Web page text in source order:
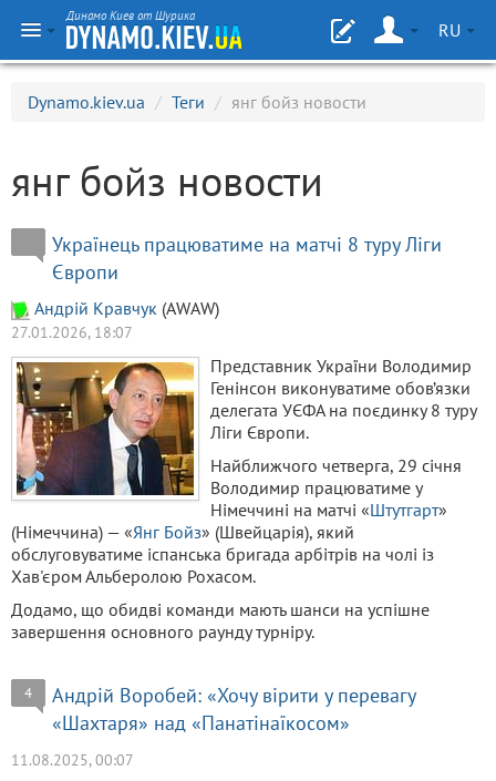
Динамо Киев от Шурика
RU
Dynamo.kiev.ua / Теги / янг бойз новости
янг бойз новости
Українець працюватиме на матчі 8 туру Ліги
Європи
Aндрiй Кравчук (AWAW)
27.01.2026, 18:07
Представник України Володимир
Генінсон виконуватиме обов’язки
делегата УЄФА на поєдинку 8 туру
Ліги Європи.
Найближчого четверга, 29 січня
Володимир працюватиме у
Німеччині на матчі «Штутгарт»
(Німеччина) — «Янг Бойз» (Швейцарія), який
обслуговуватиме іспанська бригада арбітрів на чолі із
Хав'єром Альберолою Рохасом.
Додамо, що обидві команди мають шанси на успішне
завершення основного раунду турніру.
4
Андрій Воробей: «Хочу вірити у перевагу
«Шахтаря» над «Панатінаїкосом»
11.08.2025, 00:07